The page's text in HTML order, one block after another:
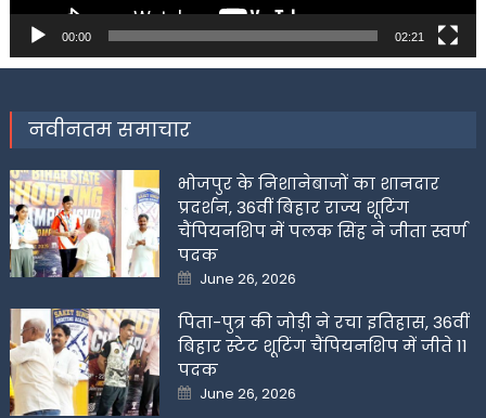
00:00 02:21
नवीनतम समाचार
भोजपुर के निशानेबाजों का शानदार
प्रदर्शन, 36वीं बिहार राज्य शूटिंग
चैंपियनशिप में पलक सिंह ने जीता स्वर्ण
पदक
Posted
on
June 26, 2026
पिता-पुत्र की जोड़ी ने रचा इतिहास, 36वीं
बिहार स्टेट शूटिंग चैंपियनशिप में जीते 11
पदक
Posted
on
June 26, 2026